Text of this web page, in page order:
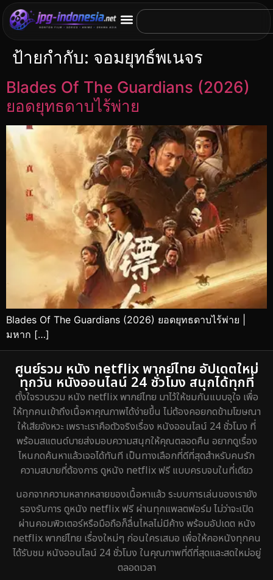
ป้ายกำกับ: จอมยุทธ์พเนจร
Blades Of The Guardians (2026)
ยอดยุทธดาบไร้พ่าย
Blades Of The Guardians (2026) ยอดยุทธดาบไร้พ่าย |
มหาก […]
ศูนย์รวม หนัง netflix พากย์ไทย อัปเดตใหม่
ทุกวัน หนังออนไลน์ 24 ชั่วโมง สนุกได้ทุกที่
ตั้งใจรวบรวม หนัง netflix พากย์ไทย มาไว้ให้ชมกันแบบจุใจ เพื่อ
ให้ทุกคนเข้าถึงเนื้อหาคุณภาพได้ง่ายขึ้น ไม่ต้องคอยกดข้ามโฆษณา
ให้เสียจังหวะ เพราะเราคือตัวจริงเรื่อง หนังออนไลน์ 24 ชั่วโมง ที่
พร้อมสแตนด์บายส่งมอบความสนุกให้คุณตลอดคืน อยากดูเรื่อง
ไหนกดค้นหาแล้วเจอได้ทันที เป็นทางเลือกที่ดีที่สุดสำหรับคนรัก
ความสบายที่ต้องการ ดูหนัง netflix ฟรี แบบครบจบในที่เดียว
นอกจากความหลากหลายของเนื้อหาแล้ว ระบบการเล่นของเรายัง
รองรับการ ดูหนัง netflix ฟรี ผ่านทุกแพลตฟอร์ม ไม่ว่าจะเปิด
ผ่านคอมพิวเตอร์หรือมือถือก็ลื่นไหลไม่มีค้าง พร้อมอัปเดต หนัง
netflix พากย์ไทย เรื่องใหม่ๆ ก่อนใครเสมอ เพื่อให้คอหนังทุกคน
ได้รับชม หนังออนไลน์ 24 ชั่วโมง ในคุณภาพที่ดีที่สุดและสดใหม่อยู่
ตลอดเวลา